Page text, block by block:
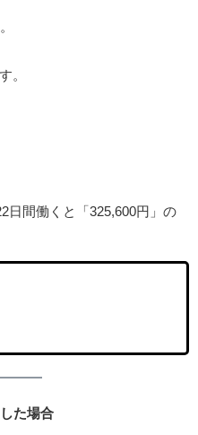
。
日間働くと「325,600円」の
た場合